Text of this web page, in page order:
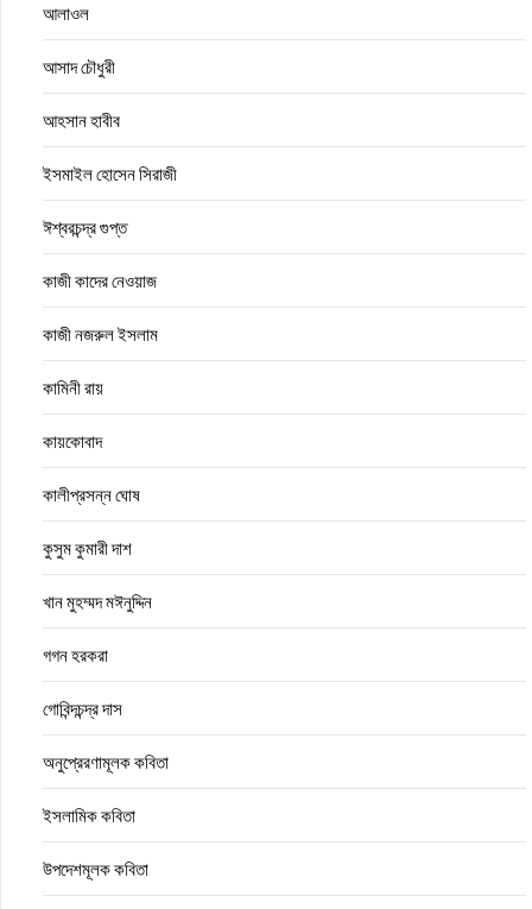
আলাওল
আসাদ চৌধুরী
আহসান হাবীব
ইসমাইল হোসেন সিরাজী
ঈশ্বরচন্দ্র গুপ্ত
কাজী কাদের নেওয়াজ
কাজী নজরুল ইসলাম
কামিনী রায়
কায়কোবাদ
কালীপ্রসন্ন ঘোষ
কুসুম কুমারী দাশ
খান মুহম্মদ মঈনুদ্দিন
গগন হরকরা
গোবিন্দচন্দ্র দাস
অনুপ্রেরণামূলক কবিতা
ইসলামিক কবিতা
উপদেশমূলক কবিতা